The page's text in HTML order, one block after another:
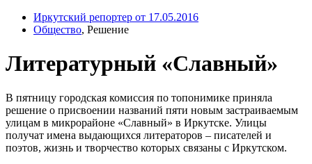
Иркутский репортер от 17.05.2016
Общество, Решение
Литературный «Славный»
В пятницу городская комиссия по топонимике приняла
решение о присвоении названий пяти новым застраиваемым
улицам в микрорайоне «Славный» в Иркутске. Улицы
получат имена выдающихся литераторов – писателей и
поэтов, жизнь и творчество которых связаны с Иркутском.